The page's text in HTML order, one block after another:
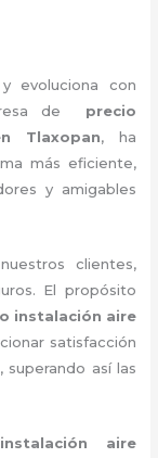
evoluciona con
de precio
Tlaxopan, ha
más eficiente,
y amigables
clientes,
El propósito
instalación aire
satisfacción
así las
aire